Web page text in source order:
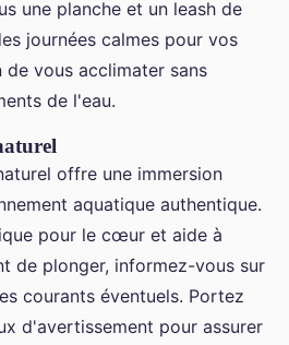
une planche et un leash de
journées calmes pour vos
vous acclimater sans
de l'eau.
offre une immersion
aquatique authentique.
pour le cœur et aide à
de plonger, informez-vous sur
courants éventuels. Portez
d'avertissement pour assurer